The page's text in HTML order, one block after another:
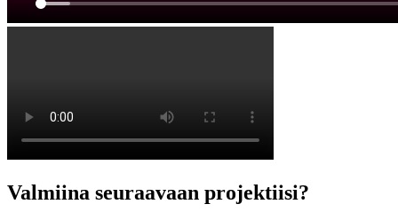
Valmiina seuraavaan projektiisi?